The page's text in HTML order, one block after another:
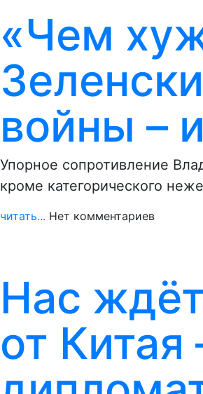
«Чем
войны –
Упорное сопротивление
кроме категорического
читать... Нет комментариев
Нас
от